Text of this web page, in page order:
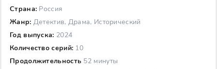
Страна: Россия
Жанр: Детектив, Драма, Исторический
Год выпуска: 2024
Количество серий: 10
Продолжительность 52 минуты